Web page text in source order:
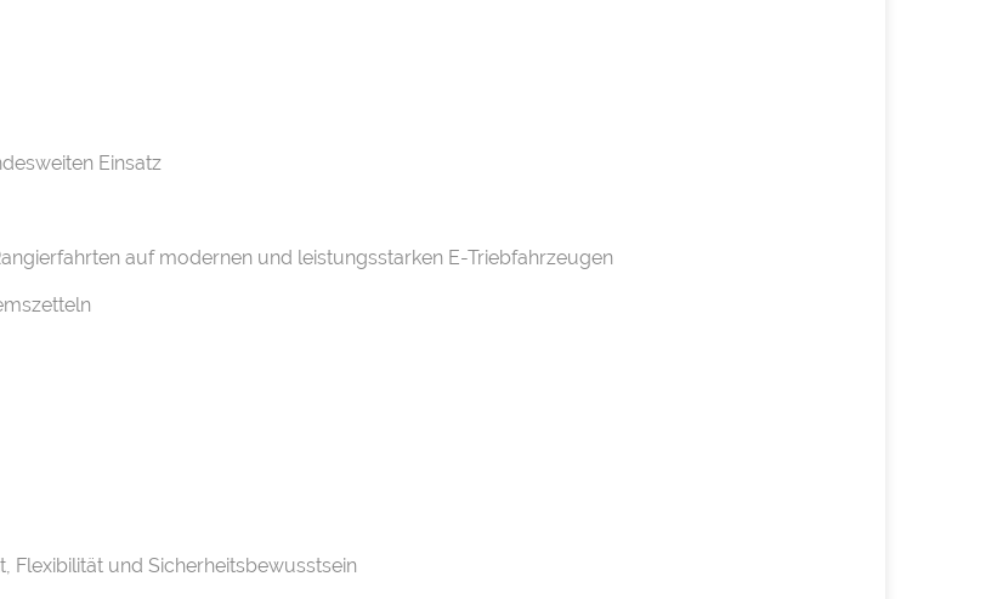
Einsatz
auf modernen und leistungsstarken E-Triebfahrzeugen
Flexibilität und Sicherheitsbewusstsein